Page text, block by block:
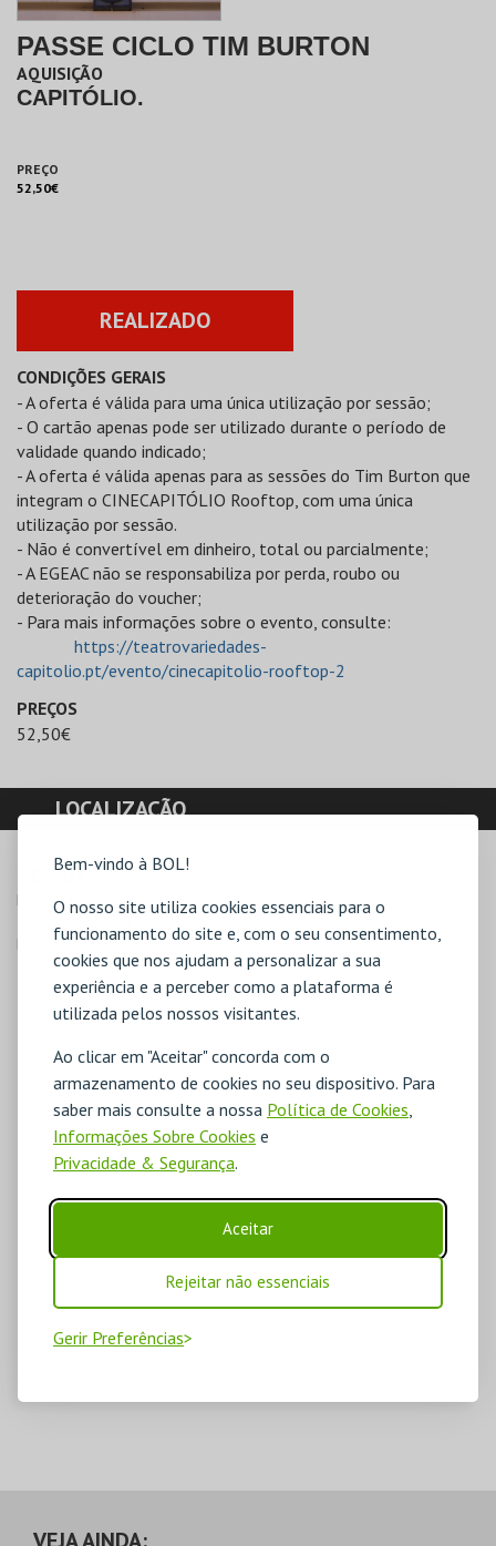
Bem-vindo à BOL!
O nosso site utiliza cookies essenciais para o
funcionamento do site e, com o seu consentimento,
cookies que nos ajudam a personalizar a sua
experiência e a perceber como a plataforma é
utilizada pelos nossos visitantes.
Ao clicar em "Aceitar" concorda com o
armazenamento de cookies no seu dispositivo. Para
saber mais consulte a nossa Política de Cookies,
Informações Sobre Cookies e
Privacidade & Segurança.
Aceitar
Rejeitar não essenciais
Gerir Preferências
PASSE CICLO TIM BURTON
AQUISIÇÃO
CAPITÓLIO.
PREÇO
52,50€
REALIZADO
CONDIÇÕES GERAIS
- A oferta é válida para uma única utilização por sessão;
- O cartão apenas pode ser utilizado durante o período de
validade quando indicado;
- A oferta é válida apenas para as sessões do Tim Burton que
integram o CINECAPITÓLIO Rooftop, com uma única
utilização por sessão.
- Não é convertível em dinheiro, total ou parcialmente;
- A EGEAC não se responsabiliza por perda, roubo ou
deterioração do voucher;
- Para mais informações sobre o evento, consulte:
https://teatrovariedades-
capitolio.pt/evento/cinecapitolio-rooftop-2
PREÇOS
52,50€
LOCALIZAÇÃO
MORADA
Parque Mayer
Direcções para Capitólio.